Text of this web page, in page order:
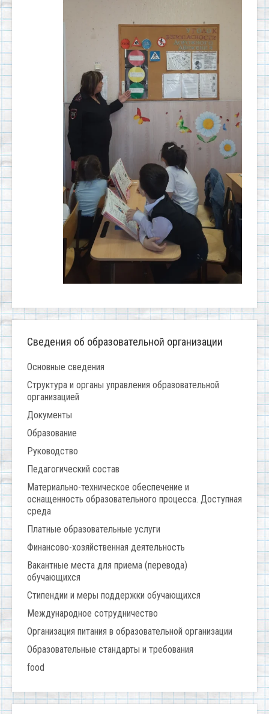
Сведения об образовательной организации
Основные сведения
Структура и органы управления образовательной
организацией
Документы
Образование
Руководство
Педагогический состав
Материально-техническое обеспечение и
оснащенность образовательного процесса. Доступная
среда
Платные образовательные услуги
Финансово-хозяйственная деятельность
Вакантные места для приема (перевода)
обучающихся
Стипендии и меры поддержки обучающихся
Международное сотрудничество
Организация питания в образовательной организации
Образовательные стандарты и требования
food